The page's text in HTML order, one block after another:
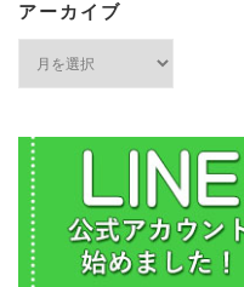
アーカイブ
ブ